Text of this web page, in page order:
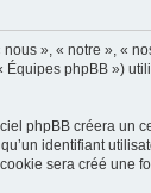
», « notre », «
phpBB »)
phpBB créera un
identifiant
sera créé une